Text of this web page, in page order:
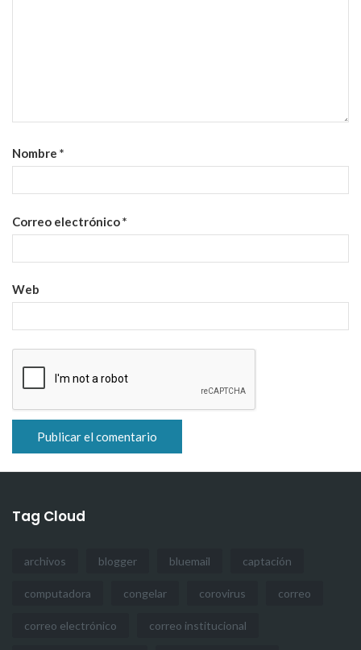
Nombre *
Correo electrónico*
Web
Tag Cloud
archivos blogger bluemail captación
computadora congelar corovirus correo
correo electrónico correo institucional